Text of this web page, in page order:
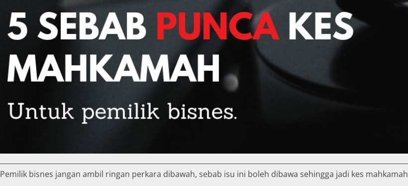
Pemilik bisnes jangan ambil ringan perkara dibawah, sebab isu ini boleh dibawa sehingga jadi kes mahkamah